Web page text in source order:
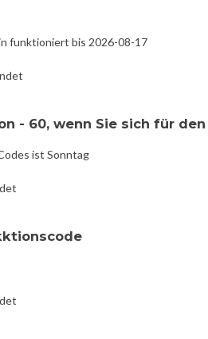
funktioniert bis 2026-08-17
- 60, wenn Sie sich für
ist Sonntag